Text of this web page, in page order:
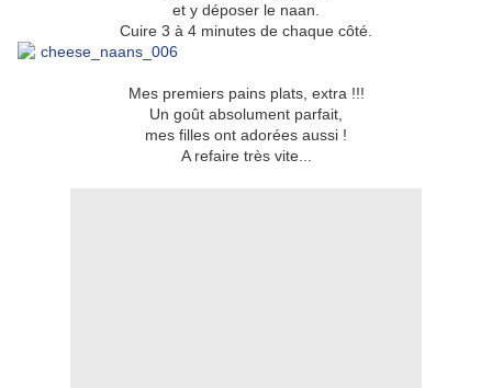
et y déposer le naan.
Cuire 3 à 4 minutes de chaque côté.
Mes premiers pains plats, extra !!!
Un goût absolument parfait,
mes filles ont adorées aussi !
A refaire très vite...